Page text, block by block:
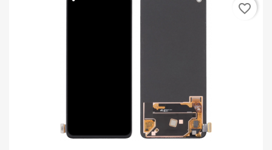
favorite_border